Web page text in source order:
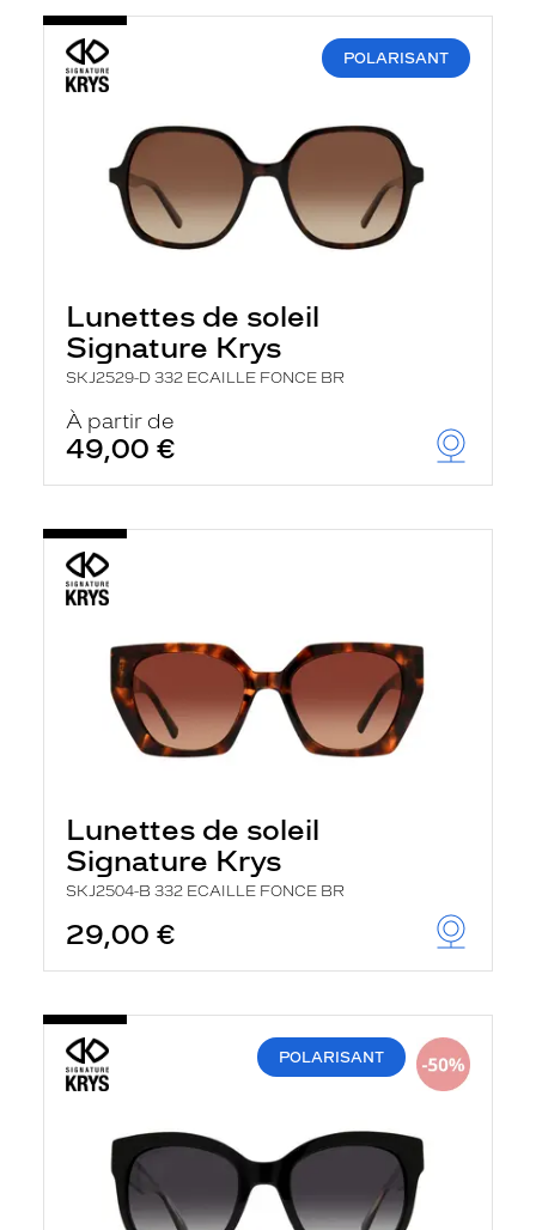
POLARISANT
Lunettes de soleil
Signature Krys
SKJ2529-D 332 ECAILLE FONCE BR
À partir de
49,00 €
Lunettes de soleil
Signature Krys
SKJ2504-B 332 ECAILLE FONCE BR
29,00 €
POLARISANT